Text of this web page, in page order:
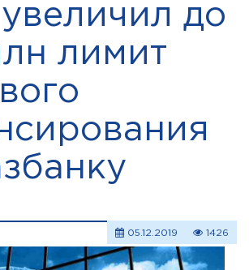
до
лимит
05.12.2019 1426